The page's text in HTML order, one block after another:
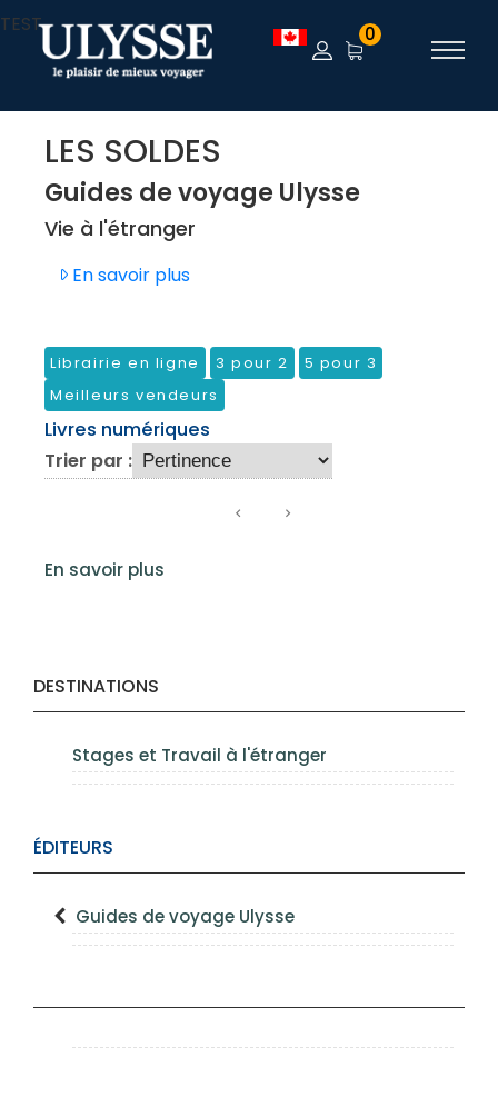
TEST 0
DESTINATIONS
Stages et Travail à l'étranger
ÉDITEURS
Guides de voyage Ulysse
LES SOLDES
Guides de voyage Ulysse
Vie à l'étranger
En savoir plus
Librairie en ligne 3 pour 2
5 pour 3
Meilleurs vendeurs
Livres numériques
Trier par :
En savoir plus